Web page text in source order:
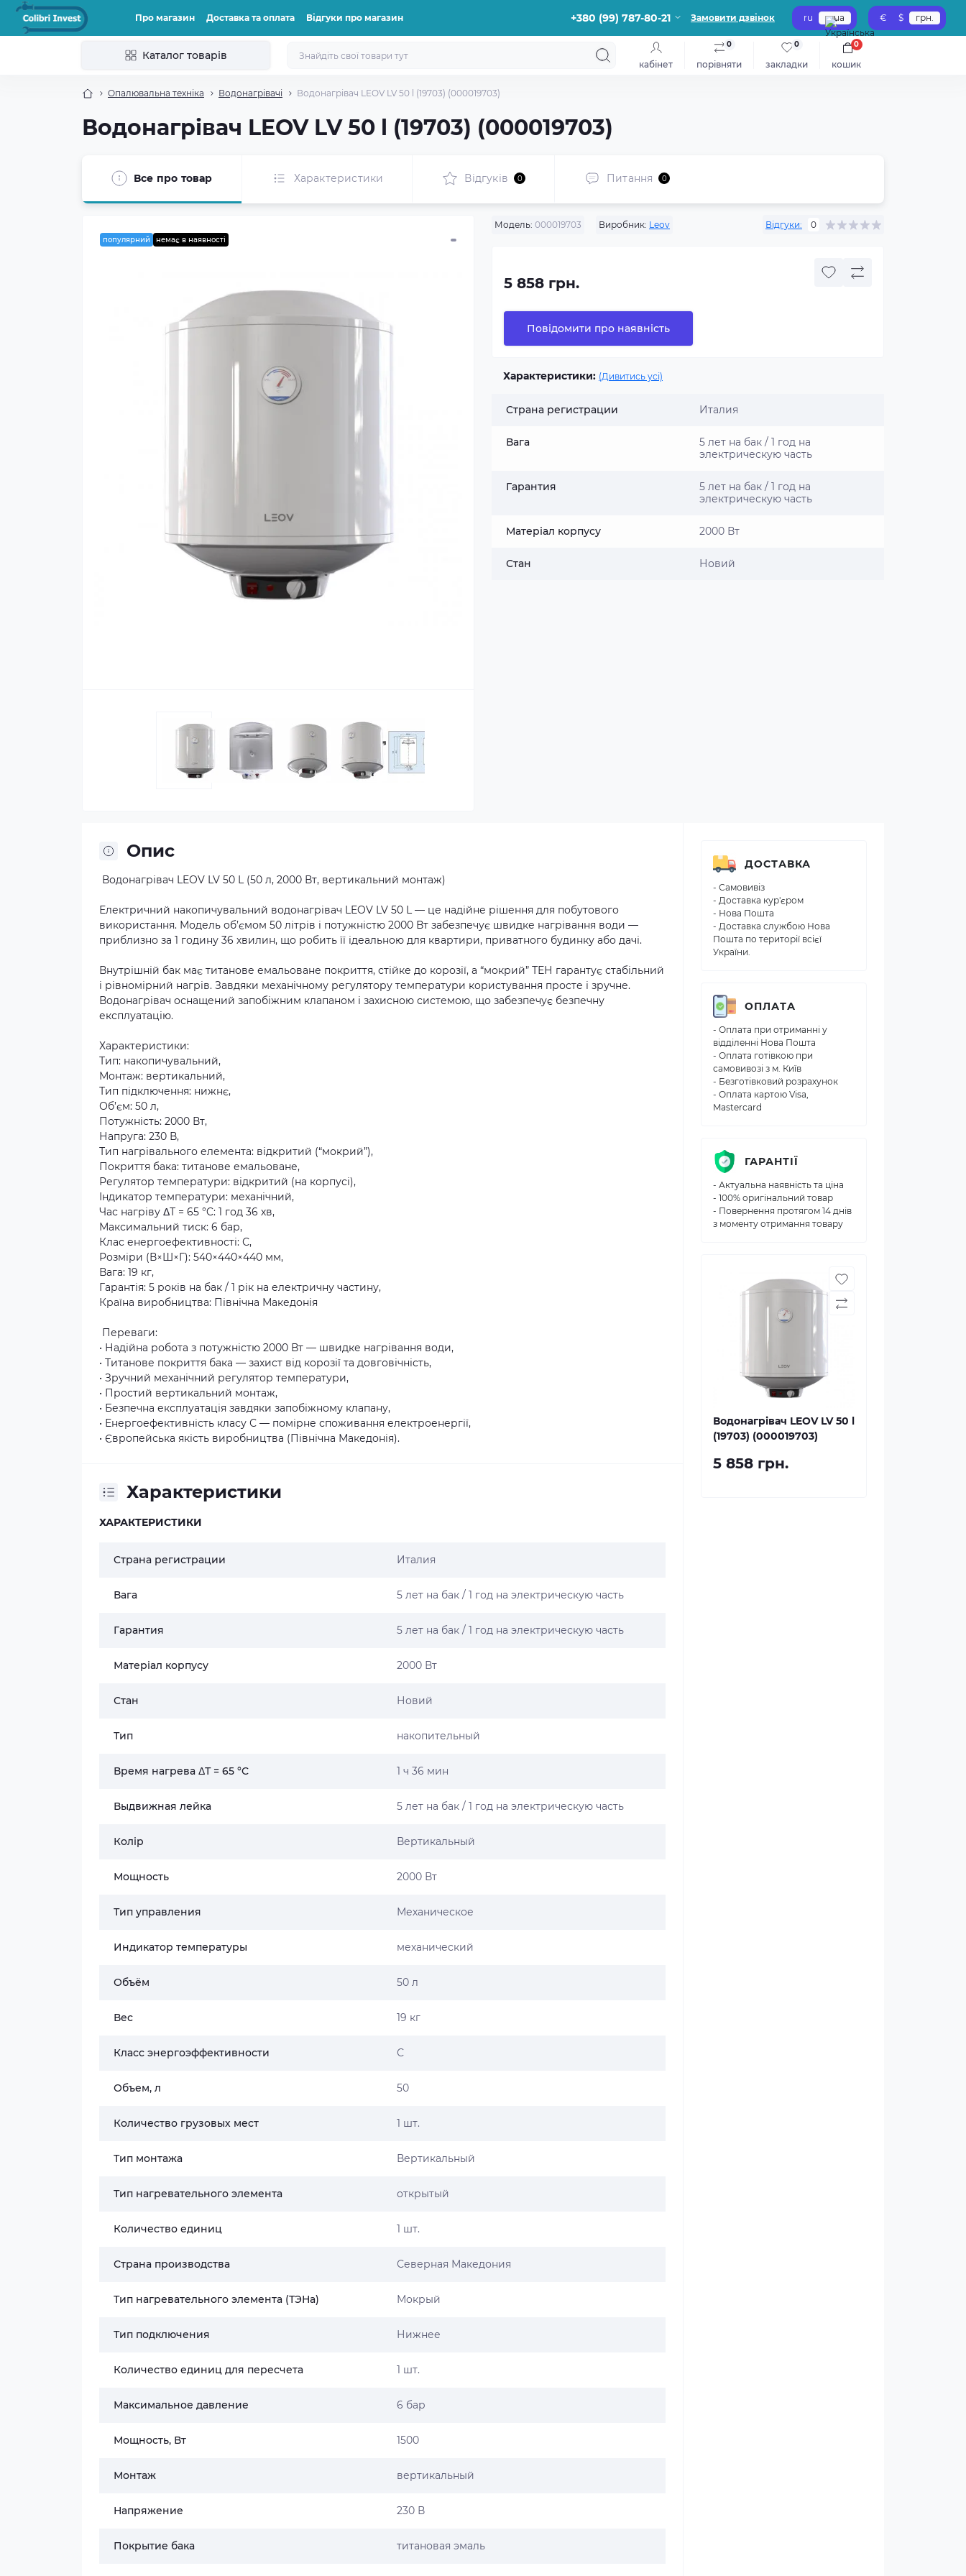
Про магазин Доставка та оплата Відгуки про магазин +380 (99) 787-80-21 Замовити дзвінок ru ua € $ грн.
Каталог товарів
кабінет порівняти
0
закладки
0
кошик
0
Опалювальна техніка Водонагрівачі Водонагрівач LEOV LV 50 l (19703) (000019703)
Водонагрівач LEOV LV 50 l (19703) (000019703)
Все про товар Характеристики Відгуків 0 Питання 0
популярний немає в наявності
Модель: 000019703 Виробник: Leov Відгуки: 0
5 858 грн.
Повідомити про наявність
Характеристики: (Дивитись усі)
Cтрана регистрации Италия
Вага
5 лет на бак / 1 год на
электрическую часть
Гарантия
5 лет на бак / 1 год на
электрическую часть
Матеріал корпусу 2000 Вт
Стан Новий
Опис
️ Водонагрівач LEOV LV 50 L (50 л, 2000 Вт, вертикальний монтаж)
Електричний накопичувальний водонагрівач LEOV LV 50 L — це надійне рішення для побутового
використання. Модель об’ємом 50 літрів і потужністю 2000 Вт забезпечує швидке нагрівання води —
приблизно за 1 годину 36 хвилин, що робить її ідеальною для квартири, приватного будинку або дачі.
Внутрішній бак має титанове емальоване покриття, стійке до корозії, а “мокрий” ТЕН гарантує стабільний
і рівномірний нагрів. Завдяки механічному регулятору температури користування просте і зручне.
Водонагрівач оснащений запобіжним клапаном і захисною системою, що забезпечує безпечну
експлуатацію.
Характеристики:
Тип: накопичувальний,
Монтаж: вертикальний,
Тип підключення: нижнє,
Об’єм: 50 л,
Потужність: 2000 Вт,
Напруга: 230 В,
Тип нагрівального елемента: відкритий (“мокрий”),
Покриття бака: титанове емальоване,
Регулятор температури: відкритий (на корпусі),
Індикатор температури: механічний,
Час нагріву ΔТ = 65 °C: 1 год 36 хв,
Максимальний тиск: 6 бар,
Клас енергоефективності: С,
Розміри (В×Ш×Г): 540×440×440 мм,
Вага: 19 кг,
Гарантія: 5 років на бак / 1 рік на електричну частину,
Країна виробництва: Північна Македонія
️ Переваги:
• Надійна робота з потужністю 2000 Вт — швидке нагрівання води,
• Титанове покриття бака — захист від корозії та довговічність,
• Зручний механічний регулятор температури,
• Простий вертикальний монтаж,
• Безпечна експлуатація завдяки запобіжному клапану,
• Енергоефективність класу С — помірне споживання електроенергії,
• Європейська якість виробництва (Північна Македонія).
Характеристики
ХАРАКТЕРИСТИКИ
Cтрана регистрации Италия
Вага 5 лет на бак / 1 год на электрическую часть
Гарантия 5 лет на бак / 1 год на электрическую часть
Матеріал корпусу 2000 Вт
Стан Новий
Тип накопительный
Время нагрева ΔТ = 65 °C 1 ч 36 мин
Выдвижная лейка 5 лет на бак / 1 год на электрическую часть
Колір Вертикальный
Мощность 2000 Вт
Тип управления Механическое
Индикатор температуры механический
Объём 50 л
Вес 19 кг
Класс энергоэффективности С
Объем, л 50
Количество грузовых мест 1 шт.
Тип монтажа Вертикальный
Тип нагревательного элемента открытый
Количество единиц 1 шт.
Страна производства Северная Македония
Тип нагревательного элемента (ТЭНа) Мокрый
Тип подключения Нижнее
Количество единиц для пересчета 1 шт.
Максимальное давление 6 бар
Мощность, Вт 1500
Монтаж вертикальный
Напряжение 230 В
Покрытие бака титановая эмаль
ДОСТАВКА
- Самовивіз
- Доставка кур'єром
- Нова Пошта
- Доставка службою Нова
Пошта по території всієї
України.
ОПЛАТА
- Оплата при отриманні у
відділенні Нова Пошта
- Оплата готівкою при
самовивозі з м. Київ
- Безготівковий розрахунок
- Оплата картою Visa,
Mastercard
ГАРАНТІЇ
- Актуальна наявність та ціна
- 100% оригінальний товар
- Повернення протягом 14 днів
з моменту отримання товару
Водонагрівач LEOV LV 50 l
(19703) (000019703)
5 858 грн.